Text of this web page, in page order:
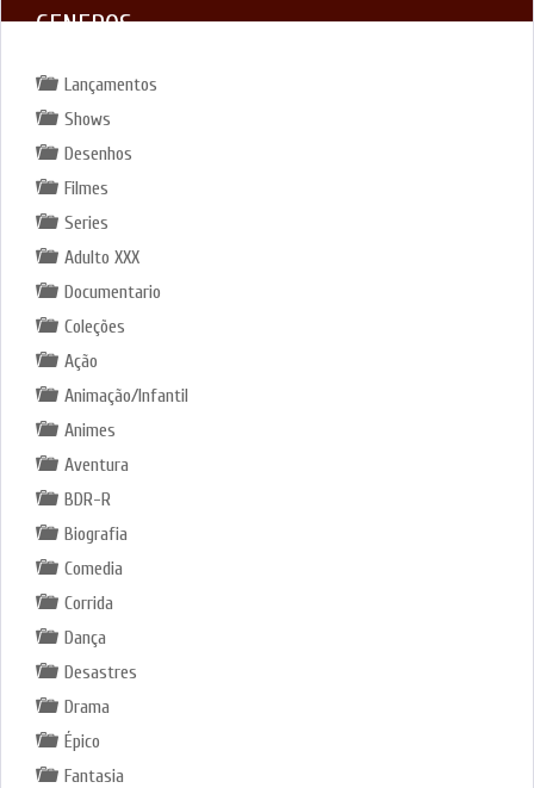
GENEROS
Lançamentos
Shows
Desenhos
Filmes
Series
Adulto XXX
Documentario
Coleções
Ação
Animação/Infantil
Animes
Aventura
BDR-R
Biografia
Comedia
Corrida
Dança
Desastres
Drama
Épico
Fantasia